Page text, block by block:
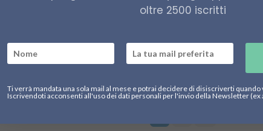
artiche in
integrale del nuovo Piano Quinquennale della
Repubblica Popolare Cinese. Vediamo...
oltre 2500 iscritti
Ti verrà mandata una sola mail al mese e potrai decidere di disiscriverti quando
Iscrivendoti acconsenti all'uso dei dati personali per l'invio della Newsletter (ex